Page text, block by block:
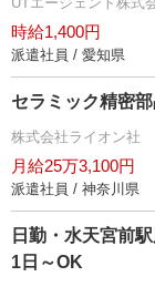
時給1,400円
派遣社員 / 愛知県
セラミック精密
株式会社ライオン社
月給25万3,100円
派遣社員 / 神奈川県
日勤・水天宮前
1日～OK